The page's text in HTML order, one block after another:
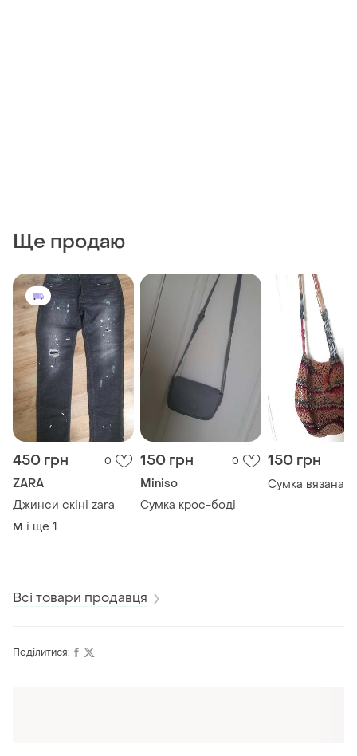
Ще продаю
450 грн 0
ZARA
Джинси скіні zara
M і ще 1
150 грн 0
Miniso
Сумка крос-боді
150 грн
Сумка вязана.
Всі товари продавця
Поділитися: